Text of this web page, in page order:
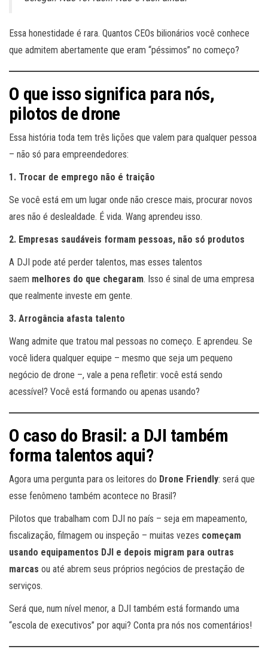
Essa honestidade é rara. Quantos CEOs bilionários você conhece
que admitem abertamente que eram “péssimos” no começo?
O que isso significa para nós,
pilotos de drone
Essa história toda tem três lições que valem para qualquer pessoa
– não só para empreendedores:
1. Trocar de emprego não é traição
Se você está em um lugar onde não cresce mais, procurar novos
ares não é deslealdade. É vida. Wang aprendeu isso.
2. Empresas saudáveis formam pessoas, não só produtos
A DJI pode até perder talentos, mas esses talentos
saem melhores do que chegaram. Isso é sinal de uma empresa
que realmente investe em gente.
3. Arrogância afasta talento
Wang admite que tratou mal pessoas no começo. E aprendeu. Se
você lidera qualquer equipe – mesmo que seja um pequeno
negócio de drone –, vale a pena refletir: você está sendo
acessível? Você está formando ou apenas usando?
O caso do Brasil: a DJI também
forma talentos aqui?
Agora uma pergunta para os leitores do Drone Friendly: será que
esse fenômeno também acontece no Brasil?
Pilotos que trabalham com DJI no país – seja em mapeamento,
fiscalização, filmagem ou inspeção – muitas vezes começam
usando equipamentos DJI e depois migram para outras
marcas ou até abrem seus próprios negócios de prestação de
serviços.
Será que, num nível menor, a DJI também está formando uma
“escola de executivos” por aqui? Conta pra nós nos comentários!